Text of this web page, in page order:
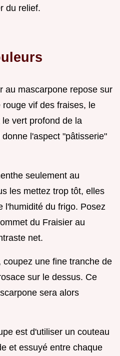
du relief.
au mascarpone repose sur
vif des fraises, le
vert profond de la
l'aspect "pâtisserie"
seulement au
les mettez trop tôt, elles
l'humidité du frigo. Posez
du Fraisier au
net.
une fine tranche de
sur le dessus. Ce
sera alors
est d'utiliser un couteau
et essuyé entre chaque